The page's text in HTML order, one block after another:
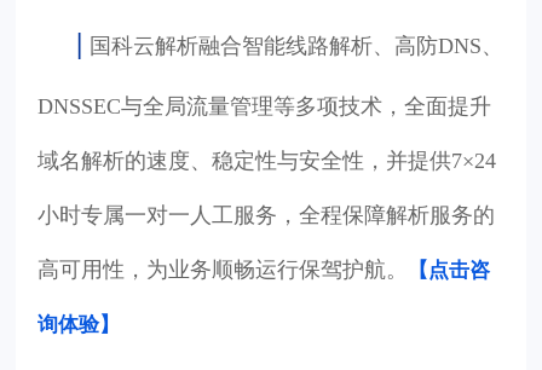
| 国科云解析融合智能线路解析、高防DNS、
DNSSEC与全局流量管理等多项技术，全面提升
域名解析的速度、稳定性与安全性，并提供7×24
小时专属一对一人工服务，全程保障解析服务的
高可用性，为业务顺畅运行保驾护航。 【点击咨
询体验】